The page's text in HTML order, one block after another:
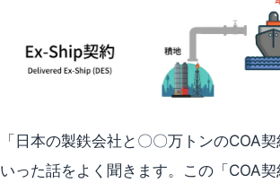
「日本の製鉄会社と〇〇万トンのCOA
いった話をよく聞きます。この「COA